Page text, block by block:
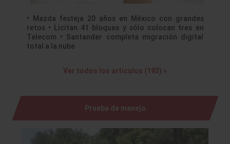
• Mazda festeja 20 años en México con grandes
retos • Licitan 41 bloques y sólo colocan tres en
Telecom • Santander completa migración digital
total a la nube
Ver todos los artículos (193) »
Prueba de manejo